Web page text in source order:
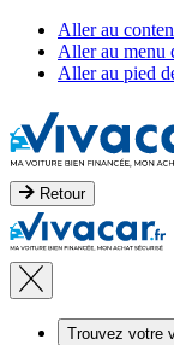
Aller au
Aller au menu
Aller au pied
Retour
Trouvez votre